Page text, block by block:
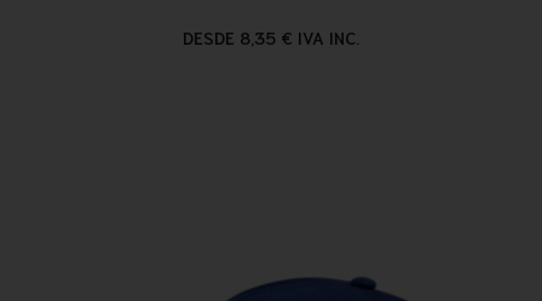
DESDE 8,35 € IVA INC.